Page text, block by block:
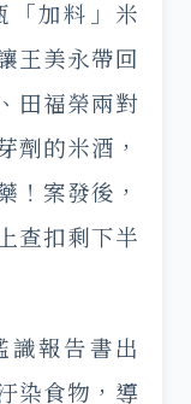
「加料」米
王美永帶回
田福榮兩對
劑的米酒，
！案發後，
查扣剩下半
識報告書出
染食物，導